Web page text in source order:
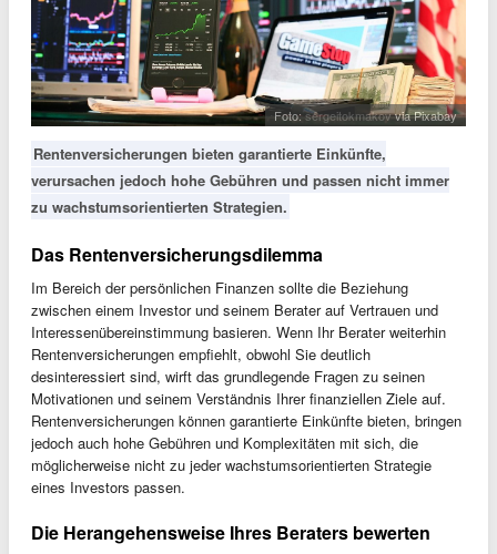
Foto:sergeitokmakovvia Pixabay
Rentenversicherungen bieten garantierte Einkünfte,
verursachen jedoch hohe Gebühren und passen nicht immer
zu wachstumsorientierten Strategien.
Das Rentenversicherungsdilemma
Im Bereich der persönlichen Finanzen sollte die Beziehung
zwischen einem Investor und seinem Berater auf Vertrauen und
Interessenübereinstimmung basieren. Wenn Ihr Berater weiterhin
Rentenversicherungen empfiehlt, obwohl Sie deutlich
desinteressiert sind, wirft das grundlegende Fragen zu seinen
Motivationen und seinem Verständnis Ihrer finanziellen Ziele auf.
Rentenversicherungen können garantierte Einkünfte bieten, bringen
jedoch auch hohe Gebühren und Komplexitäten mit sich, die
möglicherweise nicht zu jeder wachstumsorientierten Strategie
eines Investors passen.
Die Herangehensweise Ihres Beraters bewerten